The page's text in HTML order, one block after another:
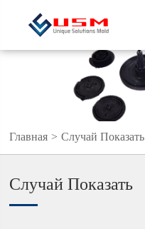
Главная Случай Показать
Случай Показать